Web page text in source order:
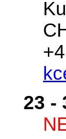
23 -